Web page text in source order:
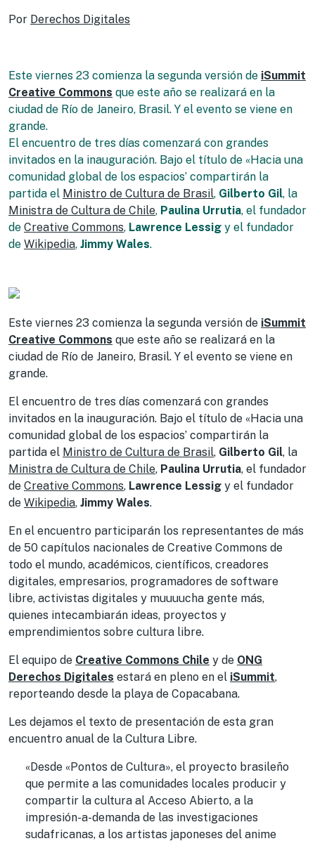
Por Derechos Digitales
Este viernes 23 comienza la segunda versión de iSummit
Creative Commons que este año se realizará en la
ciudad de Río de Janeiro, Brasil. Y el evento se viene en
grande.
El encuentro de tres días comenzará con grandes
invitados en la inauguración. Bajo el título de «Hacia una
comunidad global de los espacios’ compartirán la
partida el Ministro de Cultura de Brasil, Gilberto Gil, la
Ministra de Cultura de Chile, Paulina Urrutia, el fundador
de Creative Commons, Lawrence Lessig y el fundador
de Wikipedia, Jimmy Wales.
Este viernes 23 comienza la segunda versión de iSummit
Creative Commons que este año se realizará en la
ciudad de Río de Janeiro, Brasil. Y el evento se viene en
grande.
El encuentro de tres días comenzará con grandes
invitados en la inauguración. Bajo el título de «Hacia una
comunidad global de los espacios’ compartirán la
partida el Ministro de Cultura de Brasil, Gilberto Gil, la
Ministra de Cultura de Chile, Paulina Urrutia, el fundador
de Creative Commons, Lawrence Lessig y el fundador
de Wikipedia, Jimmy Wales.
En el encuentro participarán los representantes de más
de 50 capítulos nacionales de Creative Commons de
todo el mundo, académicos, científicos, creadores
digitales, empresarios, programadores de software
libre, activistas digitales y muuuucha gente más,
quienes intecambiarán ideas, proyectos y
emprendimientos sobre cultura libre.
El equipo de Creative Commons Chile y de ONG
Derechos Digitales estará en pleno en el iSummit,
reporteando desde la playa de Copacabana.
Les dejamos el texto de presentación de esta gran
encuentro anual de la Cultura Libre.
«Desde «Pontos de Cultura», el proyecto brasileño
que permite a las comunidades locales producir y
compartir la cultura al Acceso Abierto, a la
impresión-a-demanda de las investigaciones
sudafricanas, a los artistas japoneses del anime